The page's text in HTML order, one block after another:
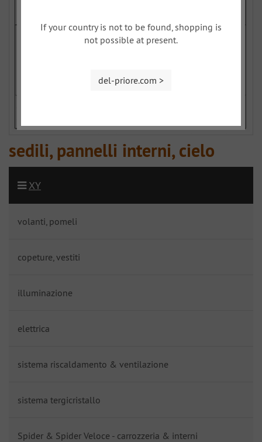
sedili, pannelli interni, cielo
XY
volanti, pomeli
copeture, vestiti
illuminazione
elettrica
sistema riscaldamento & ventilazione
sistema tergicristallo
Spider & Spider Veloce - carrozzeria & interni
If your country is not to be found, shopping is
not possible at present.
del-priore.com >